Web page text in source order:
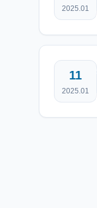
2025.01
11
2025.01